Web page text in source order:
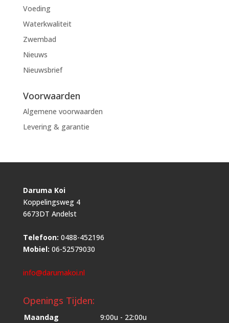
Voeding
Waterkwaliteit
Zwembad
Nieuws
Nieuwsbrief
Voorwaarden
Algemene voorwaarden
Levering & garantie
Daruma Koi
Koppelingsweg 4
6673DT Andelst
Telefoon: 0488-452196
Mobiel: 06-52579030
info@darumakoi.nl
Openings Tijden:
Maandag
9:00u - 22:00u